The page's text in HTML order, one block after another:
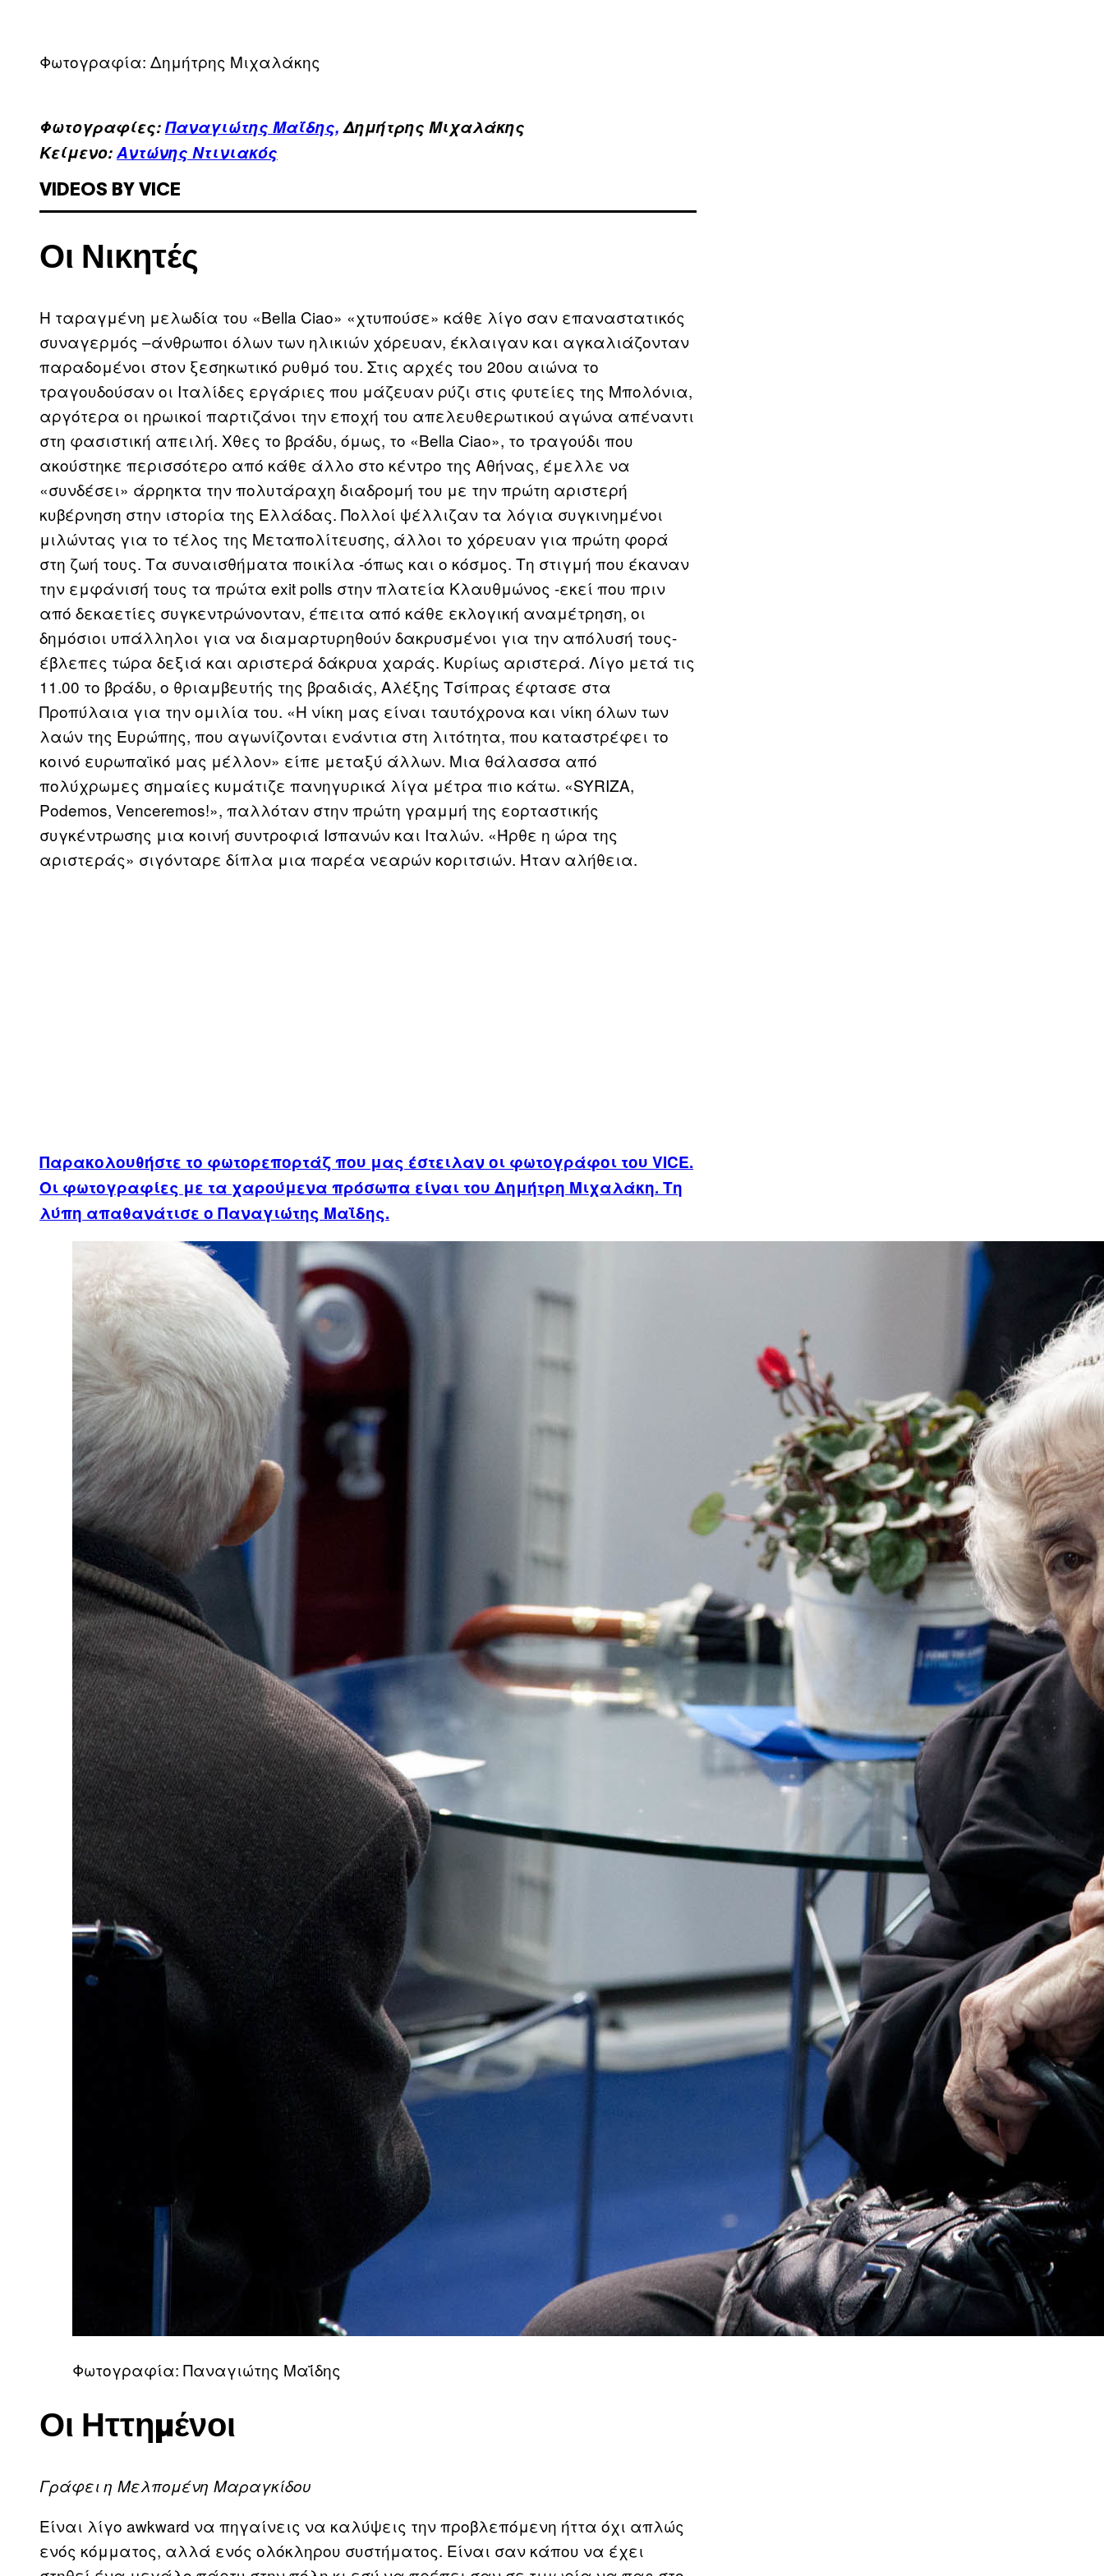
Φωτογραφία: Δημήτρης Μιχαλάκης
Φωτογραφίες:Παναγιώτης Μαΐδης,Δημήτρης Μιχαλάκης
Κείμενο:Αντώνης Ντινιακός
VIDEOS BY VICE
Οι Νικητές
Η ταραγμένη μελωδία του «Bella Ciao» «χτυπούσε» κάθε λίγο σαν επαναστατικός
συναγερμός –άνθρωποι όλων των ηλικιών χόρευαν, έκλαιγαν και αγκαλιάζονταν
παραδομένοι στον ξεσηκωτικό ρυθμό του. Στις αρχές του 20ου αιώνα το
τραγουδούσαν οι Ιταλίδες εργάριες που μάζευαν ρύζι στις φυτείες της Μπολόνια,
αργότερα οι ηρωικοί παρτιζάνοι την εποχή του απελευθερωτικού αγώνα απέναντι
στη φασιστική απειλή. Χθες το βράδυ, όμως, το «Bella Ciao», το τραγούδι που
ακούστηκε περισσότερο από κάθε άλλο στο κέντρο της Αθήνας, έμελλε να
«συνδέσει» άρρηκτα την πολυτάραχη διαδρομή του με την πρώτη αριστερή
κυβέρνηση στην ιστορία της Ελλάδας. Πολλοί ψέλλιζαν τα λόγια συγκινημένοι
μιλώντας για το τέλος της Μεταπολίτευσης, άλλοι το χόρευαν για πρώτη φορά
στη ζωή τους. Τα συναισθήματα ποικίλα -όπως και ο κόσμος. Τη στιγμή που έκαναν
την εμφάνισή τους τα πρώτα exit polls στην πλατεία Κλαυθμώνος -εκεί που πριν
από δεκαετίες συγκεντρώνονταν, έπειτα από κάθε εκλογική αναμέτρηση, οι
δημόσιοι υπάλληλοι για να διαμαρτυρηθούν δακρυσμένοι για την απόλυσή τους-
έβλεπες τώρα δεξιά και αριστερά δάκρυα χαράς. Κυρίως αριστερά. Λίγο μετά τις
11.00 το βράδυ, ο θριαμβευτής της βραδιάς, Αλέξης Τσίπρας έφτασε στα
Προπύλαια για την ομιλία του. «Η νίκη μας είναι ταυτόχρονα και νίκη όλων των
λαών της Ευρώπης, που αγωνίζονται ενάντια στη λιτότητα, που καταστρέφει το
κοινό ευρωπαϊκό μας μέλλον» είπε μεταξύ άλλων. Μια θάλασσα από
πολύχρωμες σημαίες κυμάτιζε πανηγυρικά λίγα μέτρα πιο κάτω. «SYRIZA,
Podemos, Venceremos!», παλλόταν στην πρώτη γραμμή της εορταστικής
συγκέντρωσης μια κοινή συντροφιά Ισπανών και Ιταλών. «Ήρθε η ώρα της
αριστεράς» σιγόνταρε δίπλα μια παρέα νεαρών κοριτσιών. Ήταν αλήθεια.
Παρακολουθήστε το φωτορεπορτάζ που μας έστειλαν οι φωτογράφοι του VICE.
Οι φωτογραφίες με τα χαρούμενα πρόσωπα είναι του Δημήτρη Μιχαλάκη. Τη
λύπη απαθανάτισε ο Παναγιώτης Μαΐδης.
Φωτογραφία: Παναγιώτης Μαΐδης
Οι Ηττημένοι
Γράφει η Μελπομένη Μαραγκίδου
Είναι λίγο awkward να πηγαίνεις να καλύψεις την προβλεπόμενη ήττα όχι απλώς
ενός κόμματος, αλλά ενός ολόκληρου συστήματος. Είναι σαν κάπου να έχει